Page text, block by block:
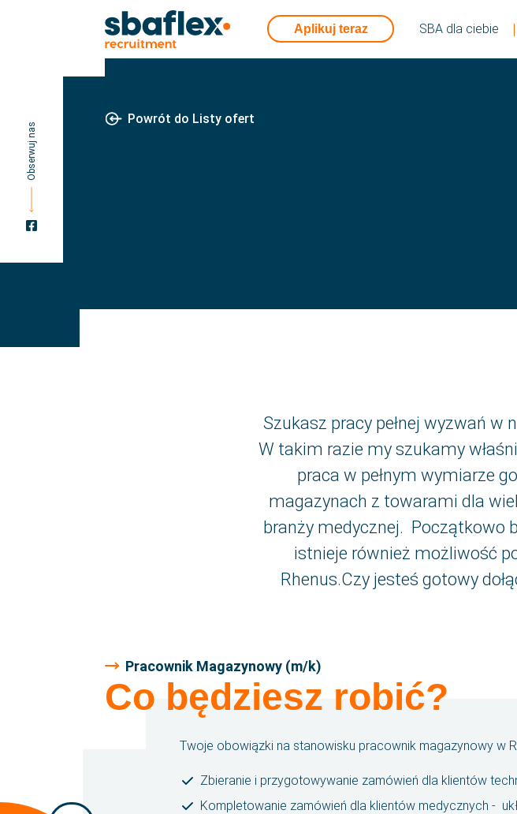
Aplikuj teraz SBA dla ciebie
Obserwuj nas
Powrót do Listy ofert
Szukasz pracy pełnej wyzwań
W takim razie my szukamy
praca w pełnym wymiarze
magazynach z towarami dla
branży medycznej. Początkowo
istnieje również możliwość
Rhenus.Czy jesteś gotowy
Pracownik Magazynowy (m/k)
Co będziesz robić?
Twoje obowiązki na stanowisku pracownik magazynowy w
Zbieranie i przygotowywanie zamówień dla klientów
Kompletowanie zamówień dla klientów medycznych -